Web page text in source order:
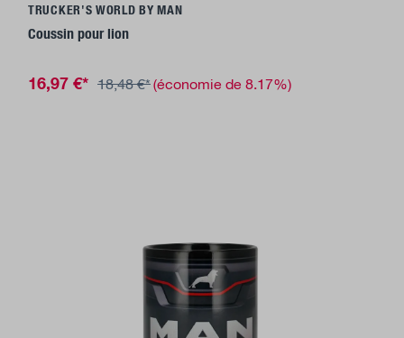
TRUCKER'S WORLD BY MAN
Coussin pour lion
16,97 €* 18,48 €*(économie de 8.17%)